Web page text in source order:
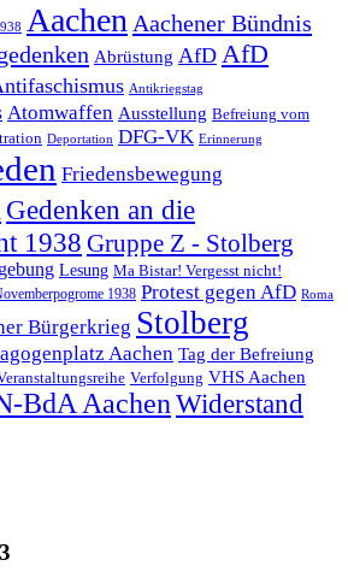
AachenAachener Bündnis
Abrüstung AfD AfD
Antikriegstag
Atomwaffen Ausstellung Befreiung vom
Deportation DFG-VK Erinnerung
Friedensbewegung
Gedenken an die
1938 Gruppe Z - Stolberg
Lesung Ma Bistar! Vergesst nicht!
1938 Protest gegen AfD Roma
Bürgerkrieg Stolberg
Aachen Tag der Befreiung
Verfolgung VHS Aachen
BdA AachenWiderstand